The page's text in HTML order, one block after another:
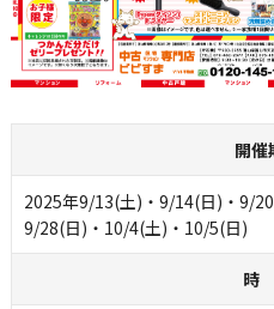
開催
2025年9/13(土)・9/14(日)・9/
9/28(日)・10/4(土)・10/5(日)
時